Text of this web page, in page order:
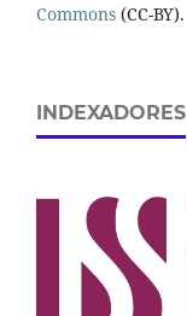
Commons (CC-BY).
INDEXADORES